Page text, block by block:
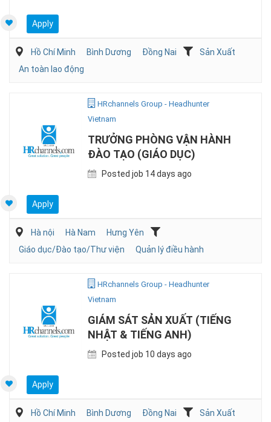
Apply
Hồ Chí Minh Bình Dương Đồng Nai
Sản Xuất
An toàn lao động
HRchannels Group - Headhunter
Vietnam
TRƯỞNG PHÒNG VẬN HÀNH
ĐÀO TẠO (GIÁO DỤC)
Posted job 14 days ago
Apply
Hà nội Hà Nam
Hưng Yên
Giáo dục/Đào tạo/Thư viện
Quản lý điều hành
HRchannels Group - Headhunter
Vietnam
GIÁM SÁT SẢN XUẤT (TIẾNG
NHẬT & TIẾNG ANH)
Posted job 10 days ago
Apply
Hồ Chí Minh Bình Dương Đồng Nai
Sản Xuất